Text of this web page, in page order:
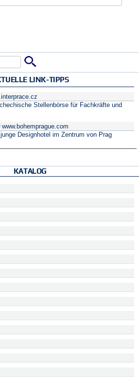
LINK-TIPPS
Stellenbörse für Fachkräfte und
www.bohemprague.com
Designhotel im Zentrum von Prag
KATALOG